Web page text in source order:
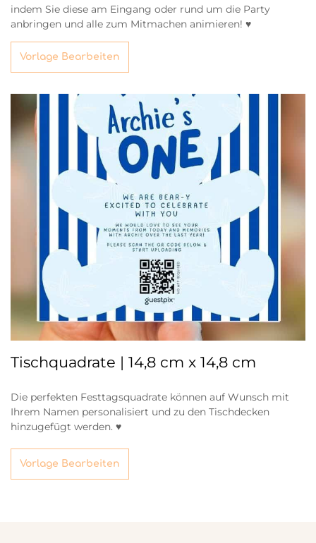
indem Sie diese am Eingang oder rund um die Party
anbringen und alle zum Mitmachen animieren! ♥
Vorlage Bearbeiten
Tischquadrate | 14,8 cm x 14,8 cm
Die perfekten Festtagsquadrate können auf Wunsch mit
Ihrem Namen personalisiert und zu den Tischdecken
hinzugefügt werden. ♥
Vorlage Bearbeiten